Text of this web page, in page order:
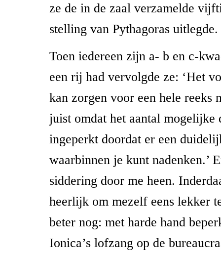
ze de in de zaal verzamelde
stelling van Pythagoras uitlegde.
Toen iedereen zijn a- b en c-
een rij had vervolgde ze: ‘Het
kan zorgen voor een hele reeks
juist omdat het aantal mogelijke
ingeperkt doordat er een
waarbinnen je kunt nadenken.’
siddering door me heen.
heerlijk om mezelf eens lekker
beter nog: met harde hand
Ionica’s lofzang op de